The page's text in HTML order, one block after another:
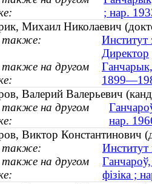
; нар.
Михаил Николаевич
Директор
на другом
Ганчарык,
Валерий Валерьевич
на другом
нар.
Виктор Константинович
на другом
фізіка ;